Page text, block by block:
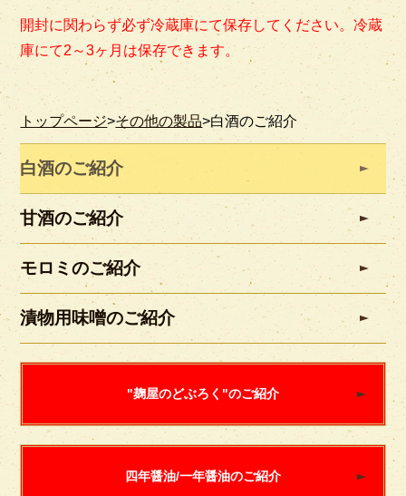
開封に関わらず必ず冷蔵庫にて保存してください。冷蔵
庫にて2～3ヶ月は保存できます。
トップページ>その他の製品>白酒のご紹介
白酒のご紹介
甘酒のご紹介
モロミのご紹介
漬物用味噌のご紹介
"麹屋のどぶろく"のご紹介
四年醤油/一年醤油のご紹介